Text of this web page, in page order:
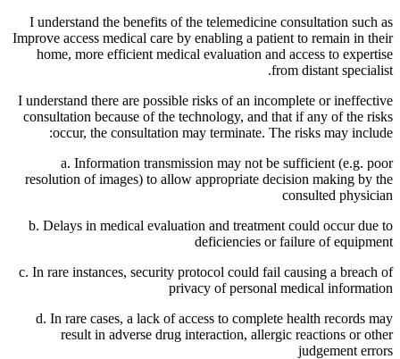
I understand the benefits of the telemedicine consultation such as
Improve access medical care by enabling a patient to remain in their
home, more efficient medical evaluation and access to expertise
from distant specialist.
I understand there are possible risks of an incomplete or ineffective
consultation because of the technology, and that if any of the risks
occur, the consultation may terminate. The risks may include:
a. Information transmission may not be sufficient (e.g. poor
resolution of images) to allow appropriate decision making by the
consulted physician
b. Delays in medical evaluation and treatment could occur due to
deficiencies or failure of equipment
c. In rare instances, security protocol could fail causing a breach of
privacy of personal medical information
d. In rare cases, a lack of access to complete health records may
result in adverse drug interaction, allergic reactions or other
judgement errors